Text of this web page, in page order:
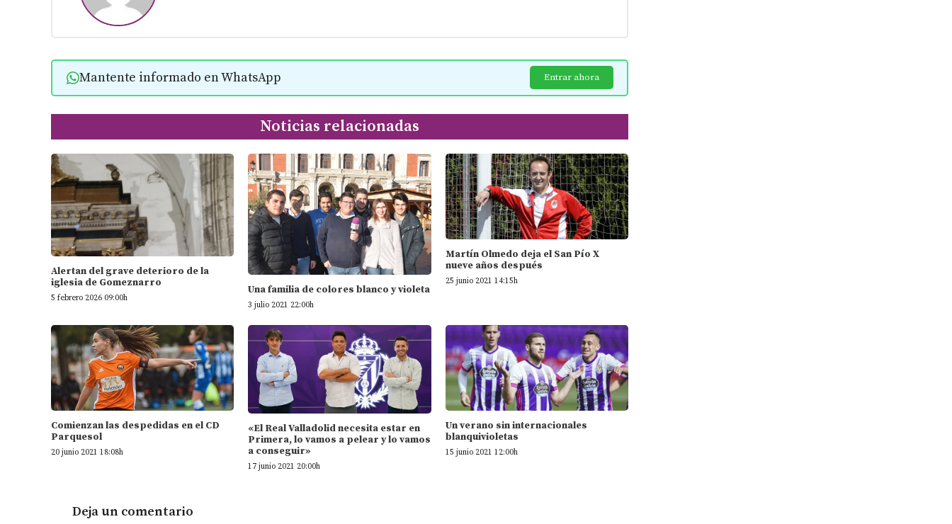
Mantente informado en WhatsApp Entrar ahora
Noticias relacionadas
Alertan del grave deterioro de la
iglesia de Gomeznarro
5 febrero 2026 09:00h
Una familia de colores blanco y violeta
3 julio 2021 22:00h
Martín Olmedo deja el San Pío X
nueve años después
25 junio 2021 14:15h
Comienzan las despedidas en el CD
Parquesol
20 junio 2021 18:08h
«El Real Valladolid necesita estar en
Primera, lo vamos a pelear y lo vamos
a conseguir»
17 junio 2021 20:00h
Un verano sin internacionales
blanquivioletas
15 junio 2021 12:00h
Deja un comentario